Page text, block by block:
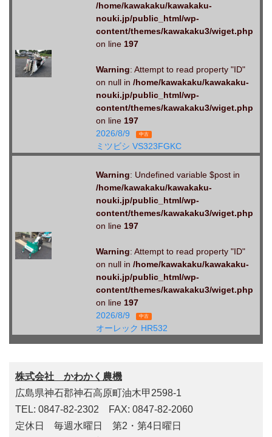
/home/kawakaku/kawakaku-
nouki.jp/public_html/wp-
content/themes/kawakaku3/wiget.php
on line 197
Warning: Attempt to read property "ID"
on null in /home/kawakaku/kawakaku-
nouki.jp/public_html/wp-
content/themes/kawakaku3/wiget.php
on line 197
2026/8/9
中古
ミツビシ VS323FGKC
Warning: Undefined variable $post in
/home/kawakaku/kawakaku-
nouki.jp/public_html/wp-
content/themes/kawakaku3/wiget.php
on line 197
Warning: Attempt to read property "ID"
on null in /home/kawakaku/kawakaku-
nouki.jp/public_html/wp-
content/themes/kawakaku3/wiget.php
on line 197
2026/8/9
中古
オーレック HR532
株式会社 かわかく農機
広島県神石郡神石高原町油木甲2598-1
TEL: 0847-82-2302 FAX: 0847-82-2060
定休日 毎週水曜日 第2・第4日曜日